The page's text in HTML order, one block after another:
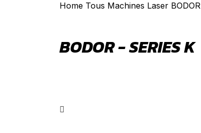
Home Tous Machines Laser BODOR
BODOR - SERIES K